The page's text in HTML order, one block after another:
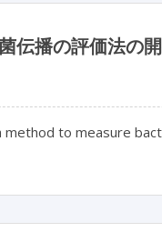
伝播の評価法の
method to measure